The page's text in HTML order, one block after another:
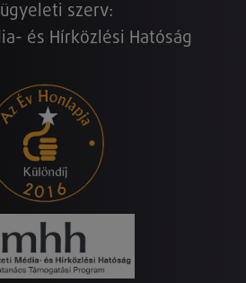
szerv:
és Hírközlési Hatóság